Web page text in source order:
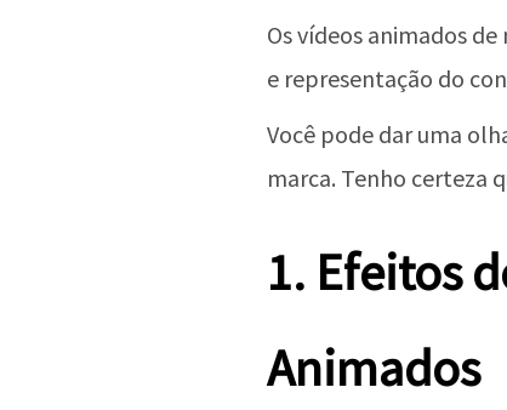
Os vídeos animados
e representação do
Você pode dar uma
marca. Tenho certeza
1. Efeitos
Animados